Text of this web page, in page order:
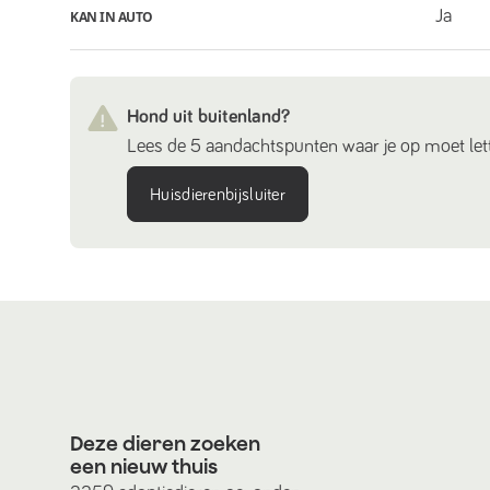
KAN IN AUTO Ja
Hond uit buitenland?
Lees de 5 aandachtspunten waar je op moet
Huisdierenbijsluiter
Deze dieren zoeken
een nieuw thuis